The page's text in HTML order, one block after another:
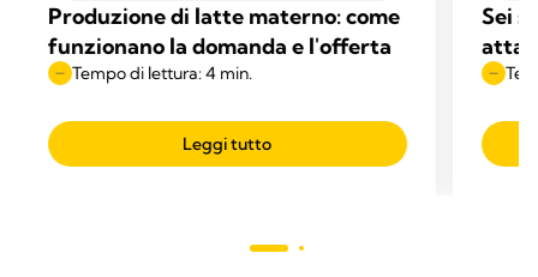
Produzione di latte materno: come
funzionano la domanda e l'offerta
Tempo di lettura: 4 min.
Leggi tutto
Sei